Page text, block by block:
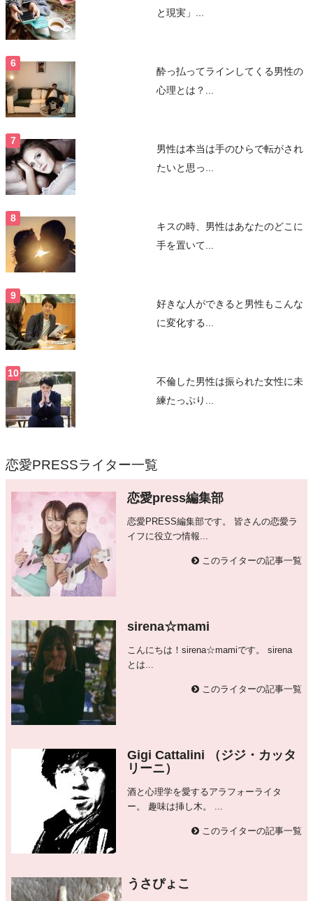
と現実」...
酔っ払ってラインしてくる男性の
心理とは？...
男性は本当は手のひらで転がされ
たいと思っ...
キスの時、男性はあなたのどこに
手を置いて...
好きな人ができると男性もこんな
に変化する...
不倫した男性は振られた女性に未
練たっぷり...
恋愛PRESSライター一覧
恋愛press編集部
恋愛PRESS編集部です。 皆さんの恋愛ラ
イフに役立つ情報...
このライターの記事一覧
sirena☆mami
こんにちは！sirena☆mamiです。 sirena
とは...
このライターの記事一覧
Gigi Cattalini （ジジ・カッタ
リーニ）
酒と心理学を愛するアラフォーライタ
ー。 趣味は挿し木。 ...
このライターの記事一覧
うさぴょこ